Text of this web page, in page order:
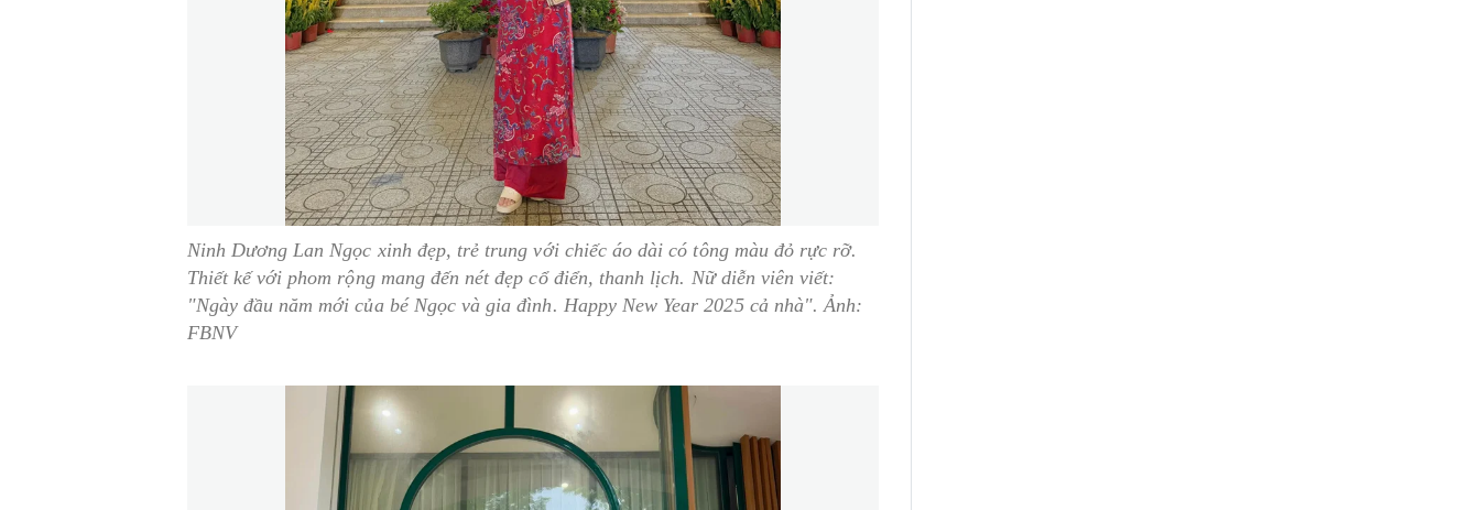
Ninh Dương Lan Ngọc xinh đẹp, trẻ trung với chiếc áo dài có tông màu đỏ rực rỡ.
Thiết kế với phom rộng mang đến nét đẹp cổ điển, thanh lịch. Nữ diễn viên viết:
"Ngày đầu năm mới của bé Ngọc và gia đình. Happy New Year 2025 cả nhà". Ảnh:
FBNV